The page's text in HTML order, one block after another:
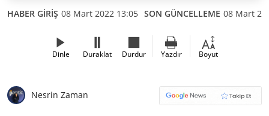
HABER GİRİŞ 08 Mart 2022 13:05 SON GÜNCELLEME 08 Mart
Dinle Duraklat Durdur Yazdır Boyut
Nesrin Zaman